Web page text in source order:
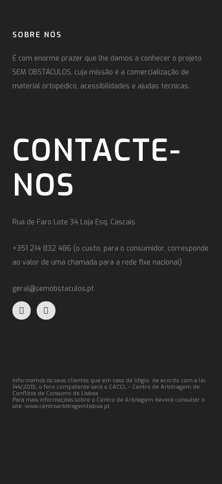
SOBRE NÓS
É com enorme prazer que lhe damos a conhecer o projeto
SEM OBSTÁCULOS, cuja missão é a comercialização de
material ortopédico, acessibilidades e ajudas técnicas.
CONTACTE-
NOS
Rua de Faro Lote 34 Loja Esq. Cascais
+351 214 832 486 (o custo, para o consumidor, corresponde
ao valor de uma chamada para a rede fixe nacional)
geral@semobstaculos.pt
Informamos os seus clientes que em caso de litígio, de acordo com a lei
144/2015, o foro competente será o CACCL – Centro de Arbitragem de
Conflitos de Consumo de Lisboa.
Para mais informações sobre o Centro de Arbitagem deverá consultar o
site: www.centroarbitragemlisboa.pt.